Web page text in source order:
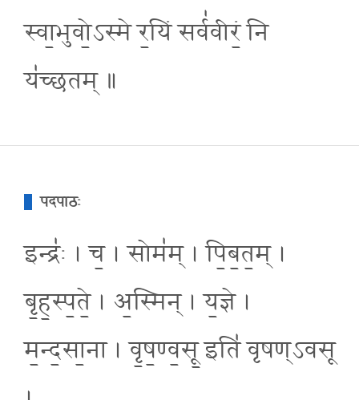
स्वा॒भुवो॒ऽस्मे र॒यिं सर्व॑वीरं॒ नि
य॑च्छतम् ॥
पदपाठः
इन्द्रः॑ । च॒ । सोम॑म् । पि॒ब॒त॒म् ।
बृ॒ह॒स्प॒ते॒ । अ॒स्मिन् । य॒ज्ञे ।
म॒न्द॒सा॒ना । वृ॒ष॒ण्व॒सू॒ इति॑ वृषण्ऽवसू